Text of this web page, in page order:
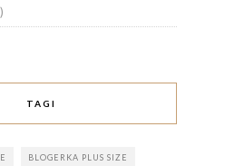
TAGI
BLOGERKA PLUS SIZE